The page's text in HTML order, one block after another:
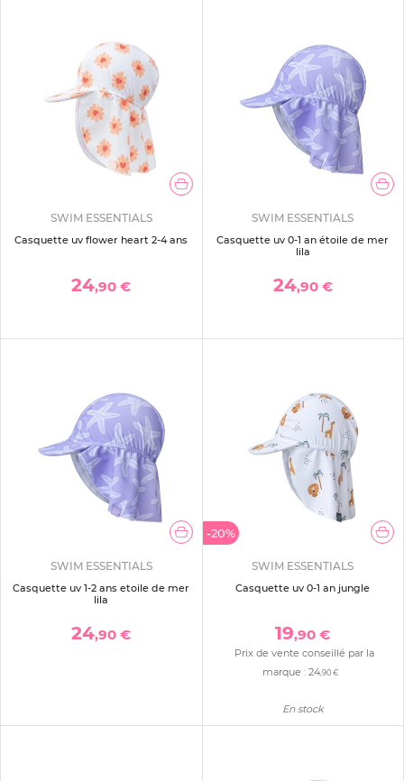
SWIM ESSENTIALS
Casquette uv flower heart 2-4 ans
24,90 €
SWIM ESSENTIALS
Casquette uv 0-1 an étoile de mer
lila
24,90 €
SWIM ESSENTIALS
Casquette uv 1-2 ans etoile de mer
lila
24,90 €
-20%
SWIM ESSENTIALS
Casquette uv 0-1 an jungle
19,90 €
Prix de vente conseillé par la
marque :24,90 €
En stock